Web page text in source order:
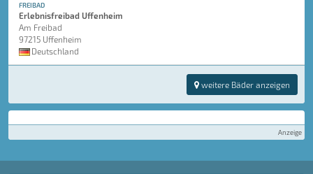
FREIBAD
Erlebnisfreibad Uffenheim
Am Freibad
97215 Uffenheim
Deutschland
weitere Bäder anzeigen
Anzeige